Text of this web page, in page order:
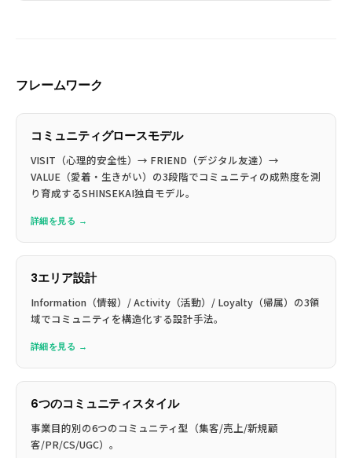
フレームワーク
コミュニティグロースモデル
VISIT（心理的安全性）→ FRIEND（デジタル友達）→
VALUE（愛着・生きがい）の3段階でコミュニティの成熟度を測
り育成するSHINSEKAI独自モデル。
詳細を見る →
3エリア設計
Information（情報）/ Activity（活動）/ Loyalty（帰属）の3領
域でコミュニティを構造化する設計手法。
詳細を見る →
6つのコミュニティスタイル
事業目的別の6つのコミュニティ型（集客/売上/新規顧
客/PR/CS/UGC）。